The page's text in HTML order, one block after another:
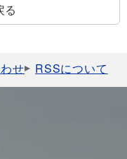
る
せ RSSについて